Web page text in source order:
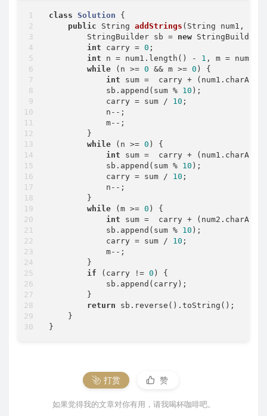
class Solution
{
public String addStrings (String num1,
        StringBuilder sb =
new
int carry = 0 ;
int n = num1.length() - 1 , m =
while (n >= 0 && m >= 0 ) {
int sum =  carry +
            sb.append(sum %
10 );
            carry = sum /
10 ;
            n--;
            m--;
        }
while (n >= 0 ) {
int sum =  carry +
            sb.append(sum %
10 );
            carry = sum /
10 ;
            n--;
        }
while (m >= 0 ) {
int sum =  carry +
            sb.append(sum %
10 );
            carry = sum /
10 ;
            m--;
        }
if (carry != 0 ) {
            sb.append(carry);
        }
return sb.reverse().toString();
    }
打赏 赞
如果觉得我的文章对你有用，请我喝杯咖啡吧。